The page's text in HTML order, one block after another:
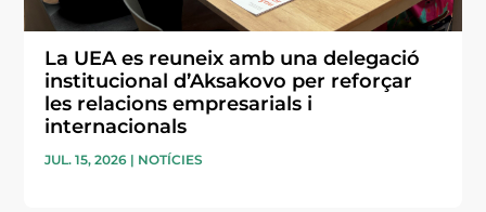
La UEA es reuneix amb una delegació
institucional d’Aksakovo per reforçar
les relacions empresarials i
internacionals
JUL. 15, 2026 | NOTÍCIES